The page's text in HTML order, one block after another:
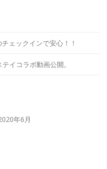
ェックインで安心！！
イコラボ動画公開。
年6月